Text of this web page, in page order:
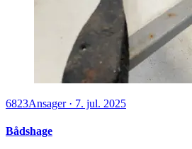
6823Ansager· 7. jul. 2025
Bådshage